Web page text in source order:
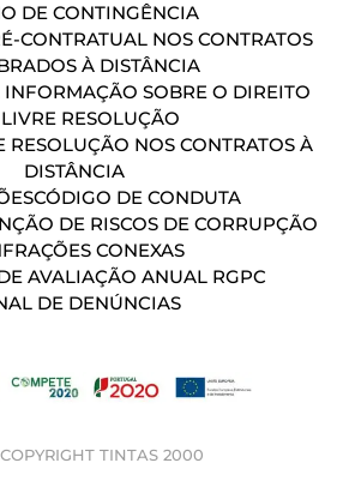
DE CONTINGÊNCIA
CONTRATUAL NOS CONTRATOS
À DISTÂNCIA
SOBRE O DIREITO
RESOLUÇÃO
RESOLUÇÃO NOS CONTRATOS À
DISTÂNCIA
CÓDIGO DE CONDUTA
DE RISCOS DE CORRUPÇÃO
CONEXAS
AVALIAÇÃO ANUAL RGPC
DE DENÚNCIAS
TINTAS 2000